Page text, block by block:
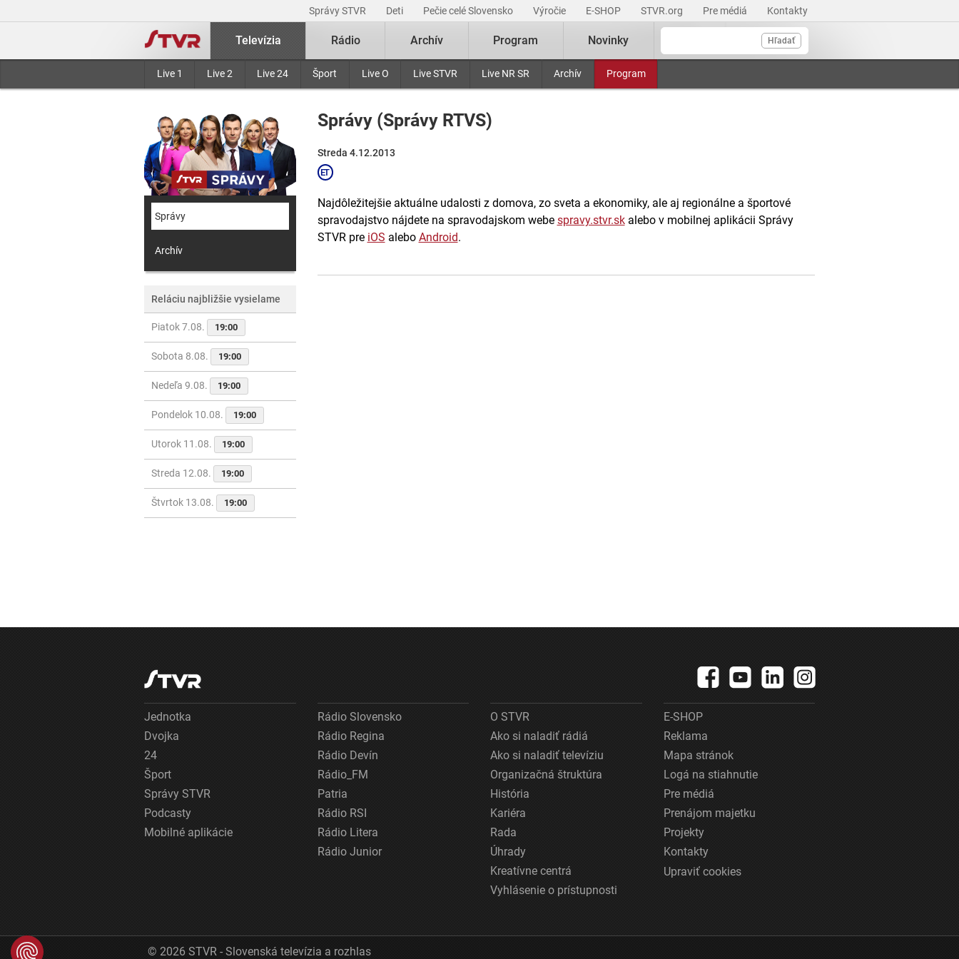
Správy STVR Deti Pečie celé Slovensko Výročie E-SHOP STVR.org Pre médiá Kontakty
Hľadať
Televízia
Live 1 Live 2 Live 24 Šport Live O Live STVR Live NR SR Archív Program
Rádio Archív Program Novinky
Správy
Archív
Reláciu najbližšie vysielame
Piatok 7.08. 19:00
Sobota 8.08. 19:00
Nedeľa 9.08. 19:00
Pondelok 10.08. 19:00
Utorok 11.08. 19:00
Streda 12.08. 19:00
Štvrtok 13.08. 19:00
Správy (Správy RTVS)
Streda 4.12.2013
Najdôležitejšie aktuálne udalosti z domova, zo sveta a ekonomiky, ale aj regionálne a športové
spravodajstvo nájdete na spravodajskom webe spravy.stvr.skalebo v mobilnej aplikácii Správy
STVR pre iOS alebo Android.
Jednotka
Dvojka
24
Šport
Správy STVR
Podcasty
Mobilné aplikácie
Rádio Slovensko
Rádio Regina
Rádio Devín
Rádio_FM
Patria
Rádio RSI
Rádio Litera
Rádio Junior
O STVR
Ako si naladiť rádiá
Ako si naladiť televíziu
Organizačná štruktúra
História
Kariéra
Rada
Úhrady
Kreatívne centrá
Vyhlásenie o prístupnosti
E-SHOP
Reklama
Mapa stránok
Logá na stiahnutie
Pre médiá
Prenájom majetku
Projekty
Kontakty
Upraviť cookies
© 2026 STVR - Slovenská televízia a rozhlas